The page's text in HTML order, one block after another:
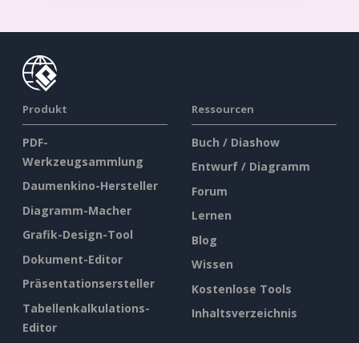
Produkt
PDF-
Werkzeugsammlung
Daumenkino-Hersteller
Diagramm-Macher
Grafik-Design-Tool
Dokument-Editor
Präsentationsersteller
Tabellenkalkulations-
Editor
Ressourcen
Buch / Diashow
Entwurf / Diagramm
Forum
Lernen
Blog
Wissen
Kostenlose Tools
Inhaltsverzeichnis